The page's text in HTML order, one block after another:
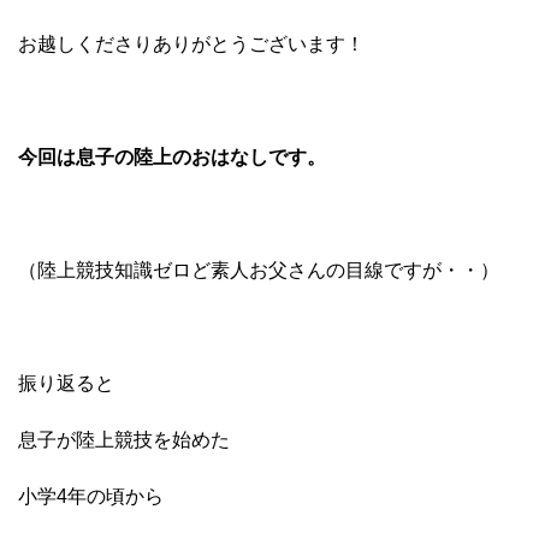
お越しくださりありがとうございます！
今回は息子の陸上のおはなしです。
（陸上競技知識ゼロど素人お父さんの目線ですが・・）
振り返ると
息子が陸上競技を始めた
小学4年の頃から